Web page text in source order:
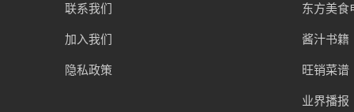
联系我们
加入我们
隐私政策
东方美食
酱汁书籍
旺销菜谱
业界播报